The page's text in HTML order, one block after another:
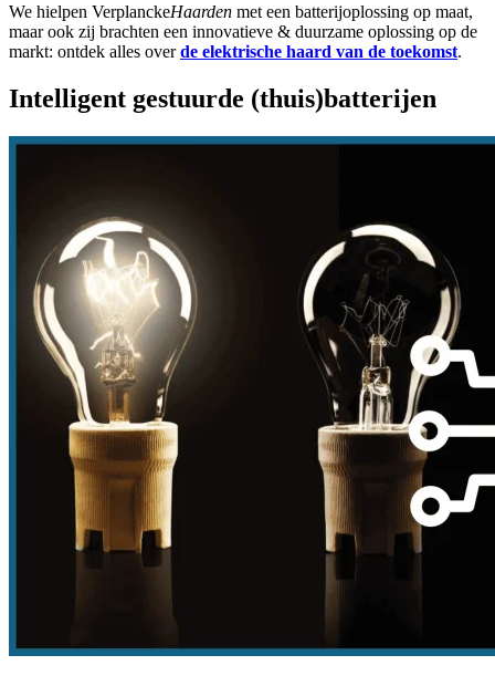
We hielpen VerplanckeHaarden met een batterijoplossing op maat,
maar ook zij brachten een innovatieve & duurzame oplossing op de
markt: ontdek alles overde elektrische haard van de toekomst.
Intelligent gestuurde (thuis)batterijen